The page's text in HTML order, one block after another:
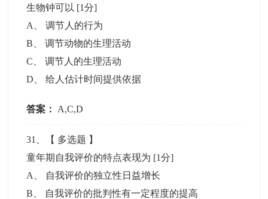
生物钟可以 [1分]
A
、调节人的行为
B 、调节动物的生理活动
C 、调节人的生理活动
D 、给人估计时间提供依据
答案： A,C,D
31 、【 多选题 】
童年期自我评价的特点表现为 [1分]
A
自我评价的独立性日益增长
B
自我评价的批判性有一定程度的提高